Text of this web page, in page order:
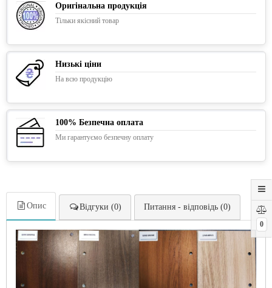
0
Оригінальна продукція
Тільки якісний товар
Низькі ціни
На всю продукцію
100% Безпечна оплата
Ми гарантуємо безпечну оплату
Опис Відгуки (0) Питання - відповідь (0)